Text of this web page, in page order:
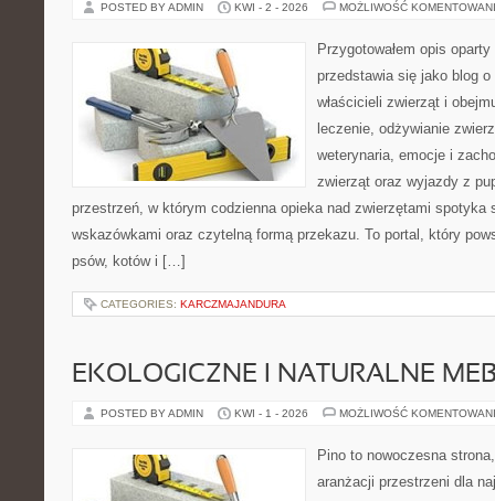
POSTED BY ADMIN KWI - 2 - 2026 MOŻLIWOŚĆ
Przygotowałem opis
przedstawia się jako blog
właścicieli zwierząt i
leczenie, odżywianie
weterynaria, emocje i
zwierząt oraz wyjazdy z
przestrzeń, w którym codzienna opieka nad zwierzętami spotyka
wskazówkami oraz czytelną formą przekazu. To portal, który
psów, kotów i […]
CATEGORIES: KARCZMAJANDURA
EKOLOGICZNE I NATURALNE
POSTED BY ADMIN KWI - 1 - 2026 MOŻLIWOŚĆ
Pino to nowoczesna
aranżacji przestrzeni dla